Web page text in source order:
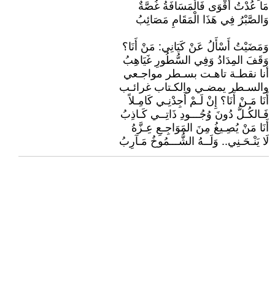
​مَا عُدْتُ أَقْوَى فَالْمَسَافَةُ غُصَّةٌ
وَالصَّبْرُ فِي هَذَا الْمَقَامِ مَصَائِبُ
​وَمَضَيْتُ أَسْأَلُ عَنْ كَيَانِي: مَنْ أَنَا؟
وَقَفَ المِدَادُ وَفِي السُّطُورِ غَيَاهِبُ
​أنا نقطـة تاهـت بسـطر مواجـعي
والسـطر يمضـي والكـتاب غرائـب
​أَنَا مَـنْ أَنَا؟ إِنْ لَـمْ أَجِدْنِـي كَامِـلاً
فَـالكُـلُّ دُونَ وُجُـــودِ ذَاتِــي كَـاذِبُ
​أَنَا مَنْ يُصِـيغُ مِنَ المَوَاجِـعِ عِـزَّهُ
لَا يَنْـحَـنِي.. وَلَــهُ الشُّـــمُوخُ مَـآرِبُ